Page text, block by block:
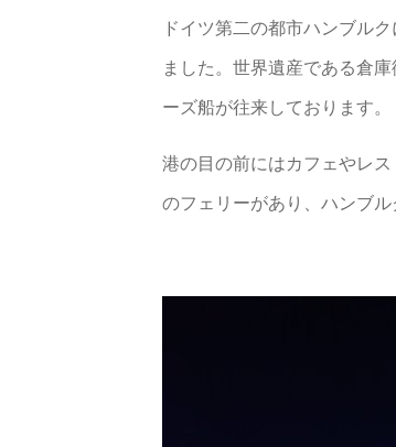
ドイツ第二の都市ハンブル
ました。世界遺産である倉
ーズ船が往来しております。
港の目の前にはカフェやレ
のフェリーがあり、ハンブ